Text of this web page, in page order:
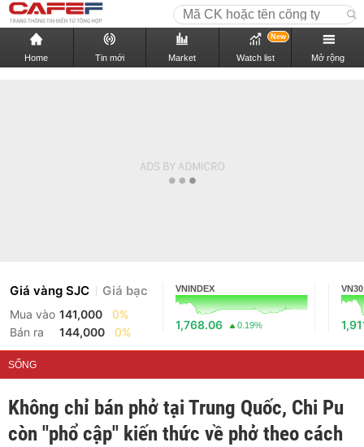
Home Tin mới Market Watch list
New
Mở rộng
Giá vàng SJC Giá bạc
Mua vào 141,000
0%
Bán ra
144,000 0%
VNINDEX
1,768.06 0.19%
VN30
SỐNG
Không chỉ bán phở tại Trung Quốc, Chi Pu
còn "phổ cập" kiến thức về phở theo cách